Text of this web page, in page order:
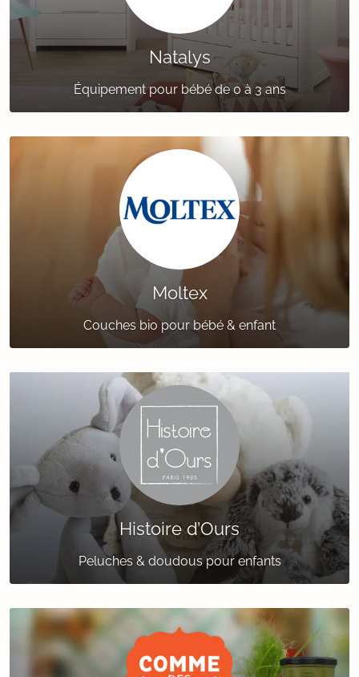
Natalys
Équipement pour bébé de 0 à 3 ans‎
Moltex
Couches bio pour bébé & enfant
Histoire d’Ours
Peluches & doudous pour enfants